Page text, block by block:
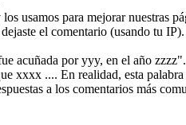
usamos para mejorar nuestras
el comentario (usando tu IP).
acuñada por yyy, en el año zzzz".
xxxx .... En realidad, esta
a los comentarios más